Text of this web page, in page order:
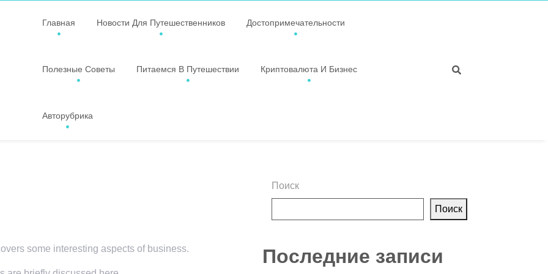
Главная Новости Для Путешественников Достопримечательности
Полезные Советы Питаемся В Путешествии Криптовалюта И Бизнес
Авторубрика
some interesting aspects of business.
Поиск
Поиск
Последние записи